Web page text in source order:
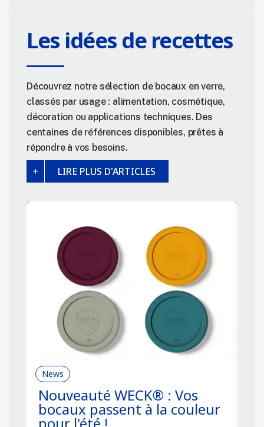
Les idées de recettes
Découvrez notre sélection de bocaux en verre,
classés par usage : alimentation, cosmétique,
décoration ou applications techniques. Des
centaines de références disponibles, prêtes à
répondre à vos besoins.
LIRE PLUS D'ARTICLES
News
Nouveauté WECK® : Vos
bocaux passent à la couleur
pour l'été !